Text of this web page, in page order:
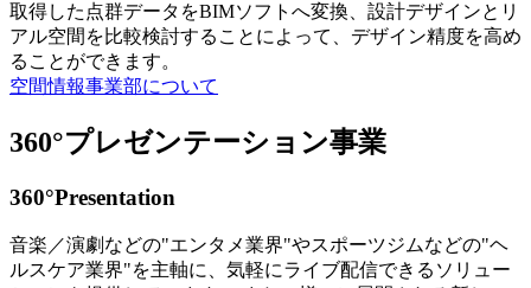
取得した点群データをBIMソフトへ変換、設計デザインとリ
アル空間を比較検討することによって、デザイン精度を高め
ることができます。
空間情報事業部について
360°プレゼンテーション事業
360°Presentation
音楽／演劇などの"エンタメ業界"やスポーツジムなどの"ヘ
ルスケア業界"を主軸に、気軽にライブ配信できるソリュー